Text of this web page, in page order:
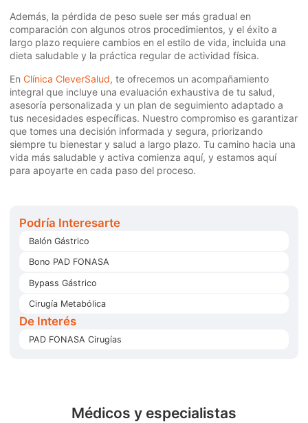
Además, la pérdida de peso suele ser más gradual en
comparación con algunos otros procedimientos, y el éxito a
largo plazo requiere cambios en el estilo de vida, incluida una
dieta saludable y la práctica regular de actividad física.
En Clínica CleverSalud, te ofrecemos un acompañamiento
integral que incluye una evaluación exhaustiva de tu salud,
asesoría personalizada y un plan de seguimiento adaptado a
tus necesidades específicas. Nuestro compromiso es garantizar
que tomes una decisión informada y segura, priorizando
siempre tu bienestar y salud a largo plazo. Tu camino hacia una
vida más saludable y activa comienza aquí, y estamos aquí
para apoyarte en cada paso del proceso.
Podría Interesarte
Balón Gástrico
Bono PAD FONASA
Bypass Gástrico
Cirugía Metabólica
De Interés
PAD FONASA Cirugías
Médicos y especialistas